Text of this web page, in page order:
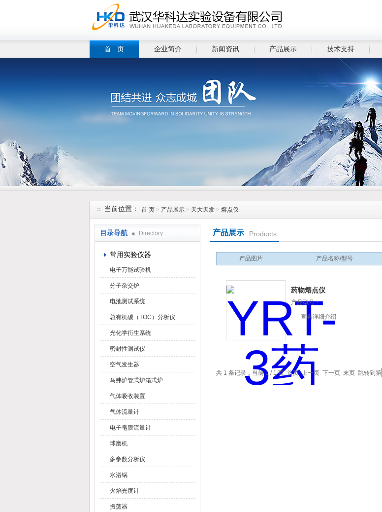
首 页 企业简介 新闻资讯 产品展示 技术支持
当前位置： 首 页 > 产品展示 > 天大天发 > 熔点仪
目录导航 Directory
常用实验仪器
电子万能试验机
分子杂交炉
电池测试系统
总有机碳（TOC）分析仪
光化学衍生系统
密封性测试仪
空气发生器
马弗炉管式炉箱式炉
气体吸收装置
气体流量计
电子皂膜流量计
球磨机
多参数分析仪
水浴锅
火焰光度计
振荡器
产品展示 Products
产品图片 产品名称/型号
药物熔点仪
产品型号：
查看详细介绍
共 1 条记录，当前 1 / 1 页 首页 上一页 下一页 末页 跳转到第